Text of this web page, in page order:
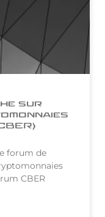
sur
forum de
CBER